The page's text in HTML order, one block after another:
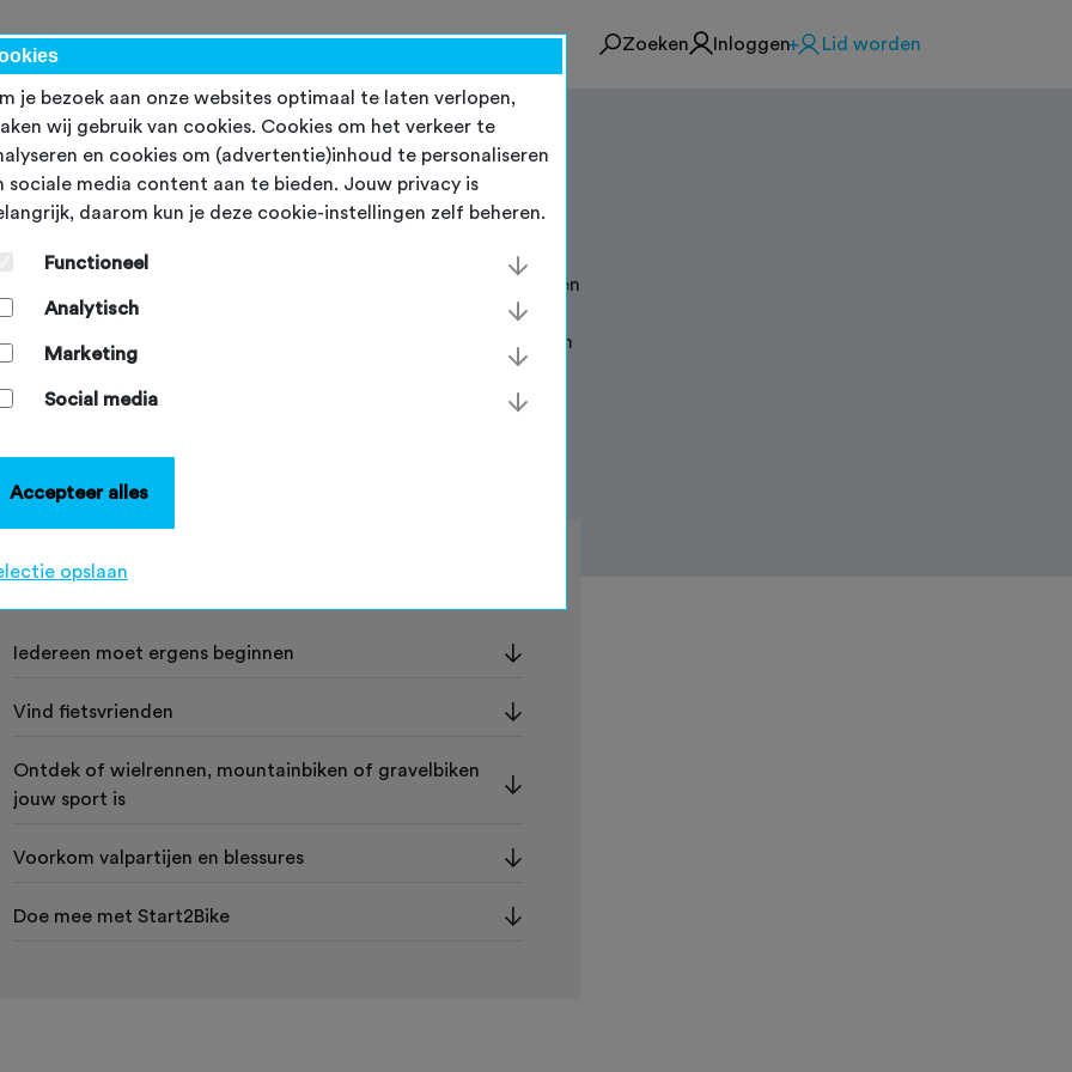
Lid worden
Inloggen
Zoeken
schakelen, bochten nemen, in- en uitklikken op de pedalen en
in een groep... Op een racefiets of mountainbike is dat echt
dan op een gewone fiets. Tijdens Start2Bike - een initiatief van
op je fiets én rijd je veiliger door het verkeer of over
Iedereen moet ergens beginnen
Vind fietsvrienden
Ontdek of wielrennen, mountainbiken of gravelbiken
jouw sport is
Voorkom valpartijen en blessures
Doe mee met Start2Bike
je bezoek aan onze websites optimaal te laten verlopen,
wij gebruik van cookies. Cookies om het verkeer te
en cookies om (advertentie)inhoud te personaliseren
sociale media content aan te bieden. Jouw privacy is
daarom kun je deze cookie-instellingen zelf beheren.
Functioneel
Analytisch
Marketing
Social media
Accepteer alles
opslaan